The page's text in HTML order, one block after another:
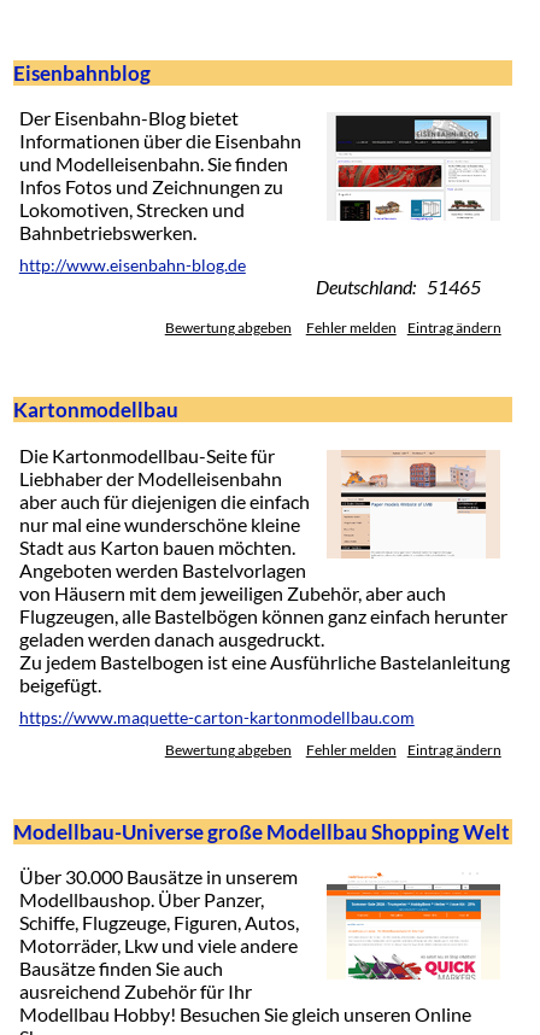
Eisenbahnblog
Der Eisenbahn-Blog bietet
Informationen über die Eisenbahn
und Modelleisenbahn. Sie finden
Infos Fotos und Zeichnungen zu
Lokomotiven, Strecken und
Bahnbetriebswerken.
http://www.eisenbahn-blog.de
Deutschland: 51465
Bewertung abgeben Fehler melden Eintrag ändern
Kartonmodellbau
Die Kartonmodellbau-Seite für
Liebhaber der Modelleisenbahn
aber auch für diejenigen die einfach
nur mal eine wunderschöne kleine
Stadt aus Karton bauen möchten.
Angeboten werden Bastelvorlagen
von Häusern mit dem jeweiligen Zubehör, aber auch
Flugzeugen, alle Bastelbögen können ganz einfach herunter
geladen werden danach ausgedruckt.
Zu jedem Bastelbogen ist eine Ausführliche Bastelanleitung
beigefügt.
https://www.maquette-carton-kartonmodellbau.com
Bewertung abgeben Fehler melden Eintrag ändern
Modellbau-Universe große Modellbau Shopping Welt
Über 30.000 Bausätze in unserem
Modellbaushop. Über Panzer,
Schiffe, Flugzeuge, Figuren, Autos,
Motorräder, Lkw und viele andere
Bausätze finden Sie auch
ausreichend Zubehör für Ihr
Modellbau Hobby! Besuchen Sie gleich unseren Online